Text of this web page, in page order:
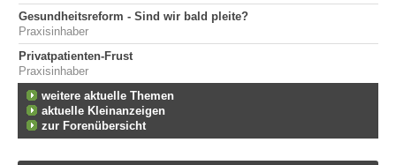
Gesundheitsreform - Sind wir bald pleite?
Praxisinhaber
Privatpatienten-Frust
Praxisinhaber
weitere aktuelle Themen
aktuelle Kleinanzeigen
zur Forenübersicht